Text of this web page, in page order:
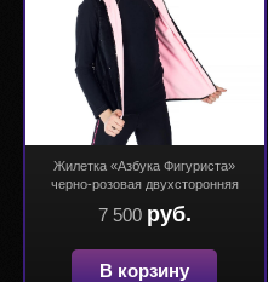
Жилетка «Азбука Фигуриста»
черно-розовая двухсторонняя
7 500 руб.
В корзину